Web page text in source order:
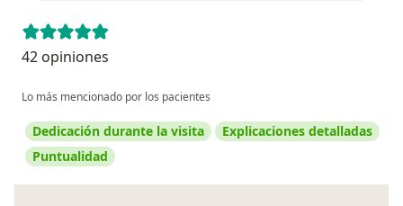
42 opiniones
Lo más mencionado por los pacientes
Dedicación durante la visita
Explicaciones detalladas
Puntualidad